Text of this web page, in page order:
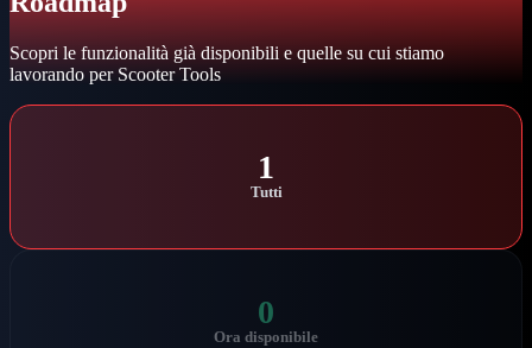
Scopri le funzionalità già disponibili e quelle su cui stiamo
lavorando per Scooter Tools
1
Tutti
0
Ora disponibile